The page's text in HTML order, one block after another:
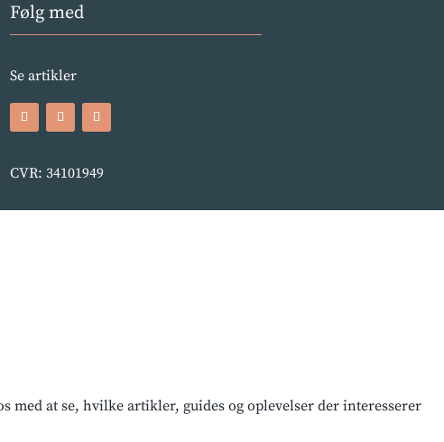
Følg med
Se artikler
CVR: 34101949
at se, hvilke artikler, guides og oplevelser der interesserer